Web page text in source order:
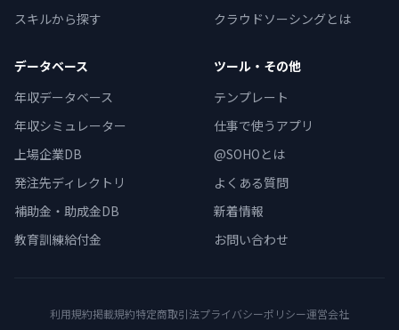
スキルから探す
クラウドソーシングとは
データベース
年収データベース
年収シミュレーター
上場企業DB
発注先ディレクトリ
補助金・助成金DB
教育訓練給付金
ツール・その他
テンプレート
仕事で使うアプリ
@SOHOとは
よくある質問
新着情報
お問い合わせ
利用規約掲載規約特定商取引法プライバシーポリシー運営会社